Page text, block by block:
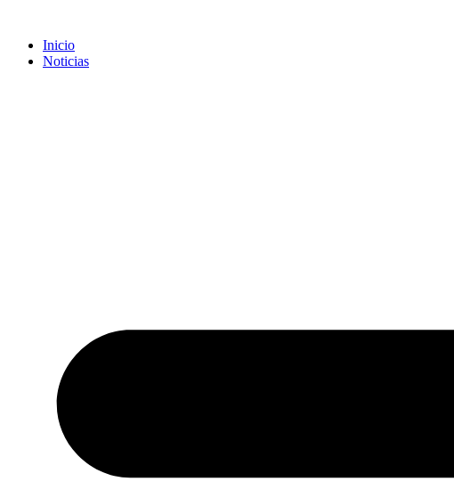
Inicio
Noticias